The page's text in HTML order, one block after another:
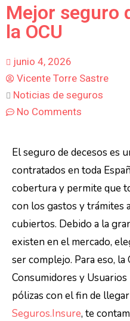
Mejor seguro
la OCU
junio 4, 2026
Vicente Torre Sastre
Noticias de seguros
No Comments
El seguro de decesos es
contratados en toda
cobertura y permite que
con los gastos y trámites
cubiertos. Debido a la
existen en el mercado,
ser complejo. Para eso, la
Consumidores y
pólizas con el fin de
Seguros.Insure, te